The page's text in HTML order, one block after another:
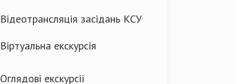
Відеотрансляція засідань КСУ
Віртуальна екскурсія
Оглядові екскурсії